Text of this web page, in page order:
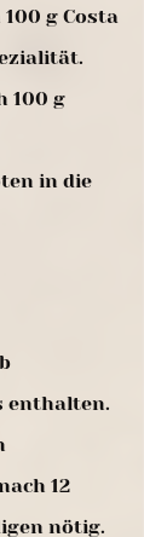
g Costa
100 g
in die
enthalten.
12
nötig.